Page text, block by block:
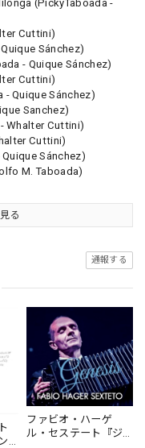
(PickyTaboada -
Cuttini)
Sánchez)
- Quique Sánchez)
Cuttini)
- Quique Sánchez)
Sanchez)
Whalter Cuttini)
Cuttini)
Sánchez)
M. Taboada)
る
通報する
ファビオ・ハーゲ
ル・セステート『ジ